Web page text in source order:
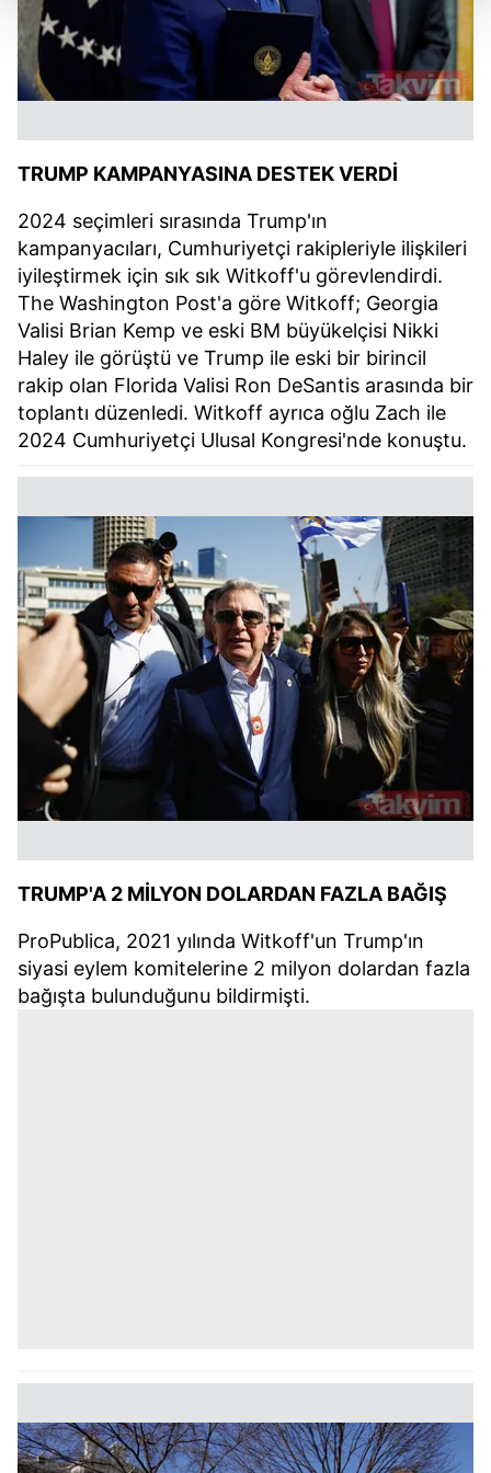
Her halükârda, kullanıcılar, bu çerezlere izin vermedikleri
takdirde, kullanıcılara hedefli reklamlar
gösterilmeyecektir."
Sitemizde kendimize ve üçüncü kişilere ait çerezler
verileriniz işlenmekte olup gerekli olan çerezler bilgi
toplumu hizmetlerinin sunulması amacıyla
kullanılmaktadır. Diğer çerezler, sitemizin daha işlevsel
kılınması ve kişiselleştirilmesi ve sizlere yönelik
reklam/pazarlama faaliyetlerinin yapılması, amaçlarıyla
sınırlı olarak açık rızanız dahilinde kullanılacaktır.
Çerezlere ilişkin tercihlerinizi aşağıda yer alan panel
vasıtasıyla belirleyebilirsiniz. Çerezlere ilişkin detaylı bilgi
için Ayarlar butonuna tıklayabilir,Çerez Bilgilendirme
6698 sayılı Kişisel Verilerin Korunması Kanunu uyarınca
hazırlanmış Aydınlatma Metnimizi okumak ve sitemizde
ilgili mevzuata uygun olarak kullanılan çerezlerle ilgili bilgi
almak için lütfentıklayınız.
TRUMP KAMPANYASINA DESTEK VERDİ
2024 seçimleri sırasında Trump'ın
kampanyacıları, Cumhuriyetçi rakipleriyle ilişkileri
iyileştirmek için sık sık Witkoff'u görevlendirdi.
The Washington Post'a göre Witkoff; Georgia
Valisi Brian Kemp ve eski BM büyükelçisi Nikki
Haley ile görüştü ve Trump ile eski bir birincil
rakip olan Florida Valisi Ron DeSantis arasında bir
toplantı düzenledi. Witkoff ayrıca oğlu Zach ile
2024 Cumhuriyetçi Ulusal Kongresi'nde konuştu.
TRUMP'A 2 MİLYON DOLARDAN FAZLA BAĞIŞ
ProPublica, 2021 yılında Witkoff'un Trump'ın
siyasi eylem komitelerine 2 milyon dolardan fazla
bağışta bulunduğunu bildirmişti.